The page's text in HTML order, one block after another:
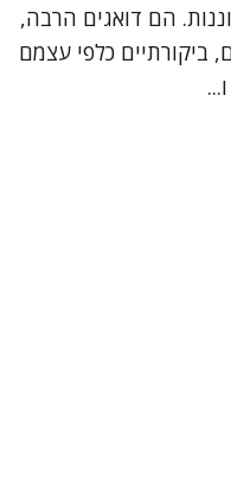
הם דואגים הרבה,
ביקורתיים כלפי עצמם